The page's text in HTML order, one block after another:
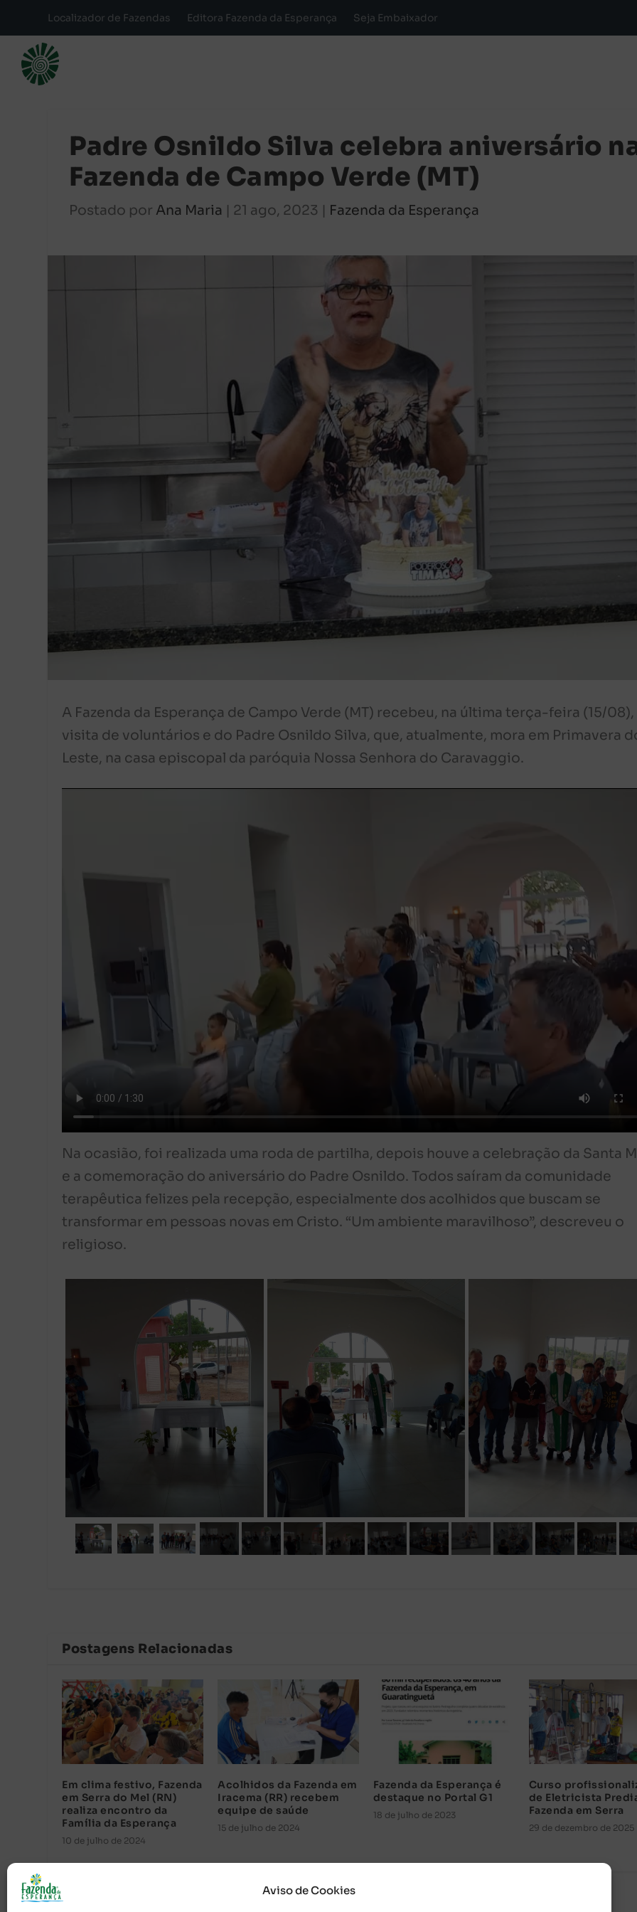
Aviso de Cookies
Localizador de Fazendas Editora Fazenda da Esperança Seja Embaixador
Padre Osnildo Silva celebra aniversário
Fazenda de Campo Verde (MT)
Postado por Ana Maria | 21 ago, 2023 | Fazenda da Esperança
A Fazenda da Esperança de Campo Verde (MT) recebeu, na última terça-feira (15/08),
visita de voluntários e do Padre Osnildo Silva, que, atualmente, mora em Primavera
Leste, na casa episcopal da paróquia Nossa Senhora do Caravaggio.
Na ocasião, foi realizada uma roda de partilha, depois houve a celebração da Santa
e a comemoração do aniversário do Padre Osnildo. Todos saíram da comunidade
terapêutica felizes pela recepção, especialmente dos acolhidos que buscam se
transformar em pessoas novas em Cristo. “Um ambiente maravilhoso”, descreveu o
religioso.
Postagens Relacionadas
Em clima festivo, Fazenda
em Serra do Mel (RN)
realiza encontro da
Família da Esperança
10 de julho de 2024
Acolhidos da Fazenda em
Iracema (RR) recebem
equipe de saúde
15 de julho de 2024
Fazenda da Esperança é
destaque no Portal G1
18 de julho de 2023
Curso
de Eletricista
Fazenda em Serra
29 de dezembro de 2025